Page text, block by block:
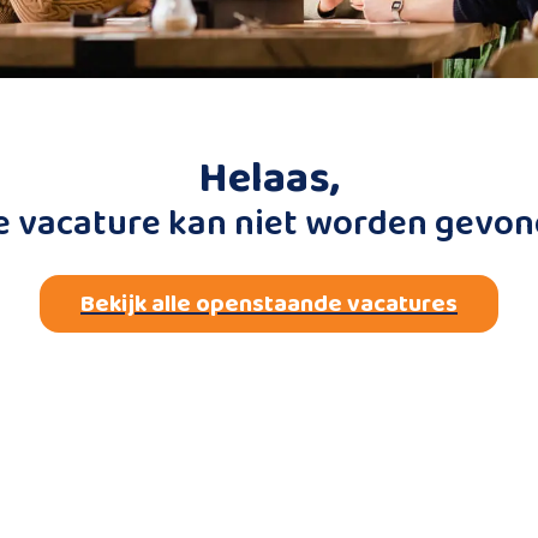
Helaas,
vacature kan niet worden
Bekijk alle openstaande vacatures